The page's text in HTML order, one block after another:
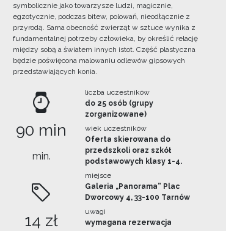
symbolicznie jako towarzysze ludzi, magicznie,
egzotycznie, podczas bitew, polowań, nieodłącznie z
przyrodą. Sama obecność zwierząt w sztuce wynika z
fundamentalnej potrzeby człowieka, by określić relację
między sobą a światem innych istot. Część plastyczna
będzie poświęcona malowaniu odlewów gipsowych
przedstawiających konia.
90 min
min.
14 zł
liczba uczestników
do 25 osób (grupy
zorganizowane)
wiek uczestników
Oferta skierowana do
przedszkoli oraz szkół
podstawowych klasy 1-4.
miejsce
Galeria „Panorama” Plac
Dworcowy 4, 33-100 Tarnów
uwagi
wymagana rezerwacja